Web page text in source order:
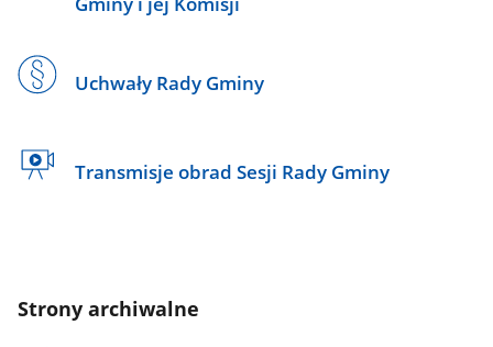
Uchwały Rady Gminy
Transmisje obrad Sesji Rady Gminy
Strony archiwalne